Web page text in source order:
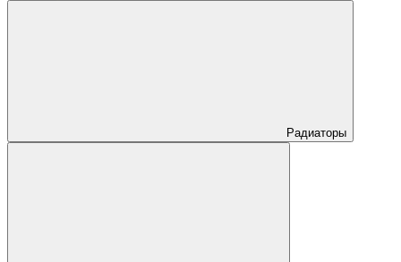
Радиаторы